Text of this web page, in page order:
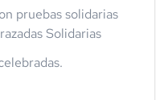
pruebas solidarias
Solidarias
.